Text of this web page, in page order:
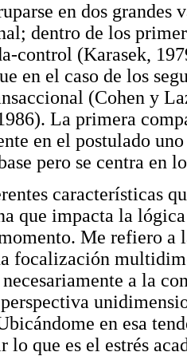
en dos
dentro de los
control (Karasek,
en el caso de los
(Cohen y
La primera
en el postulado
pero se centra en
características
que impacta la
Me refiero a
focalización
a la
en esa
lo que es el estrés